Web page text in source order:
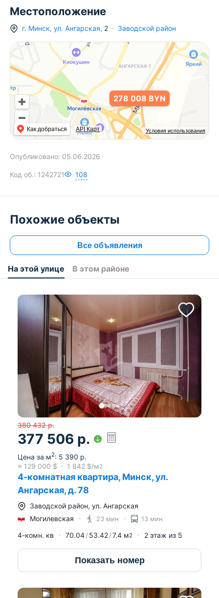
Местоположение
г. Минск, ул. Ангарская, 2 Заводской район
Условия использования
Как добраться API Карт
278 008 BYN
Опубликовано: 05.06.2026
Код об.: 1242721 108
Похожие объекты
Все объявления
На этой улице В этом районе
380 432 р.
377 506 р.
Цена за м2: 5 390 р.
≈ 129 000 $ 1 842 $/м2
4-комнатная квартира, Минск, ул.
Ангарская, д. 78
Заводской район, ул. Ангарская
Могилевская
23 мин 13 мин
4-комн. кв 70.04 53.42 7.4 м2 2 этаж из 5
Показать номер